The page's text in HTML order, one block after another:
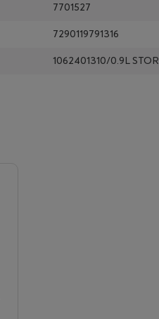
7701527
7290119791316
1062401310/0.9L STOR